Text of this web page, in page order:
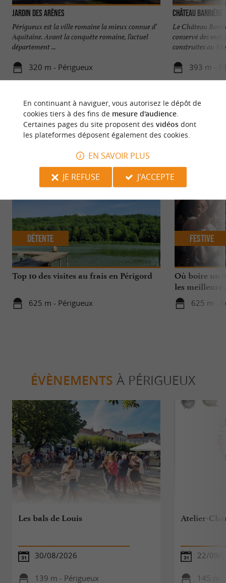
Jardin des Arènes
Périgueux est la ville romaine la mieux connue d’
Aquitaine. Avant la conquête romaine, l’actuel
département ...
320 m - Périgueux
Château Barrière
Le Château
conservé des
construites au
393 m -
NOUS AVONS TESTÉ
Top 10 des visites au frais en Périgord
625 m - Périgueux
Détente
Où boire un
les
625 m -
Festive
ÉVÈNEMENTS À PÉRIGUEUX
Les bals de Louis
30/08/2026
139 m - Périgueux
Atelier-
22/09/
145 m
En continuant à naviguer, vous autorisez le dépôt de
cookies tiers à des fins de mesure d'audience.
Certaines pages du site proposent des vidéosdont
les plateformes déposent également des cookies.
EN SAVOIR PLUS
JE REFUSE
J'ACCEPTE